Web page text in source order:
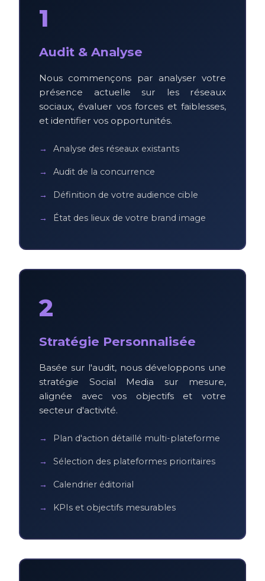
1
Audit & Analyse
Nous commençons par analyser votre
présence actuelle sur les réseaux
sociaux, évaluer vos forces et faiblesses,
et identifier vos opportunités.
Analyse des réseaux existants
Audit de la concurrence
Définition de votre audience cible
État des lieux de votre brand image
2
Stratégie Personnalisée
Basée sur l'audit, nous développons une
stratégie Social Media sur mesure,
alignée avec vos objectifs et votre
secteur d'activité.
Plan d'action détaillé multi-plateforme
Sélection des plateformes prioritaires
Calendrier éditorial
KPIs et objectifs mesurables